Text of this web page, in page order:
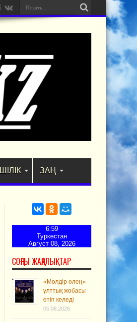
ЗАҢ
6:59
Туркестан
Август 08, 2026
СОҢҒЫ ЖАҢАЛЫҚТАР
«Мөлдір өлең»
ұлттық жобасы
өтіп келеді
05.08.2026